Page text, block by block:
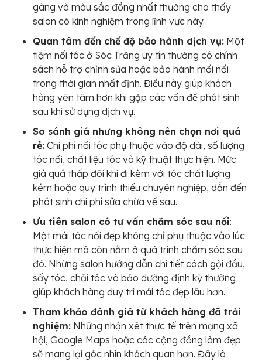
gàng và màu sắc đồng nhất thường cho thấy
salon có kinh nghiệm trong lĩnh vực này.
Quan tâm đến chế độ bảo hành dịch vụ: Một
tiệm nối tóc ở Sóc Trăng uy tín thường có chính
sách hỗ trợ chỉnh sửa hoặc bảo hành mối nối
trong thời gian nhất định. Điều này giúp khách
hàng yên tâm hơn khi gặp các vấn đề phát sinh
sau khi sử dụng dịch vụ.
So sánh giá nhưng không nên chọn nơi quá
rẻ: Chi phí nối tóc phụ thuộc vào độ dài, số lượng
tóc nối, chất liệu tóc và kỹ thuật thực hiện. Mức
giá quá thấp đôi khi đi kèm với tóc chất lượng
kém hoặc quy trình thiếu chuyên nghiệp, dẫn đến
phát sinh chi phí sửa chữa về sau.
Ưu tiên salon có tư vấn chăm sóc sau nối:
Một mái tóc nối đẹp không chỉ phụ thuộc vào lúc
thực hiện mà còn nằm ở quá trình chăm sóc sau
đó. Những salon hướng dẫn chi tiết cách gội đầu,
sấy tóc, chải tóc và bảo dưỡng định kỳ thường
giúp khách hàng duy trì mái tóc đẹp lâu hơn.
Tham khảo đánh giá từ khách hàng đã trải
nghiệm: Những nhận xét thực tế trên mạng xã
hội, Google Maps hoặc các cộng đồng làm đẹp
sẽ mang lại góc nhìn khách quan hơn. Đây là